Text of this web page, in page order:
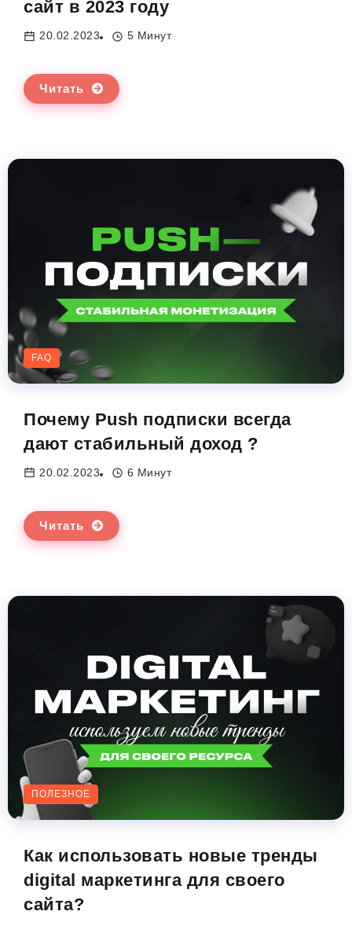
сайт в 2023 году
20.02.2023 5 Минут
Читать
FAQ
Почему Push подписки всегда
дают стабильный доход ?
20.02.2023 6 Минут
Читать
ПОЛЕЗНОЕ
Как использовать новые тренды
digital маркетинга для своего
сайта?